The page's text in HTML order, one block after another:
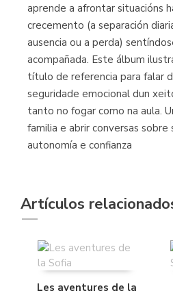
aprende a afrontar situacións
crecemento (a separación
ausencia ou a perda)
acompañada. Este álbum
título de referencia para falar
seguridade emocional dun
tanto no fogar como na aula.
familia e abrir conversas
autonomía e confianza
Artículos
Les aventures de la